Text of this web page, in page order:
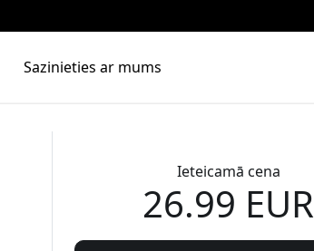
Sazinieties ar mums
Ieteicamā cena
26.99 EUR